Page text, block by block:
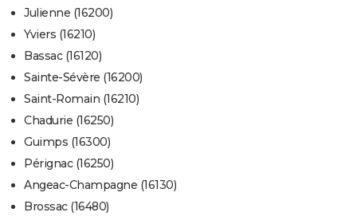
Julienne (16200)
Yviers (16210)
Bassac (16120)
Sainte-Sévère (16200)
Saint-Romain (16210)
Chadurie (16250)
Guimps (16300)
Pérignac (16250)
Angeac-Champagne (16130)
Brossac (16480)